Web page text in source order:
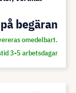
begäran
omedelbart.
3-5 arbetsdagar